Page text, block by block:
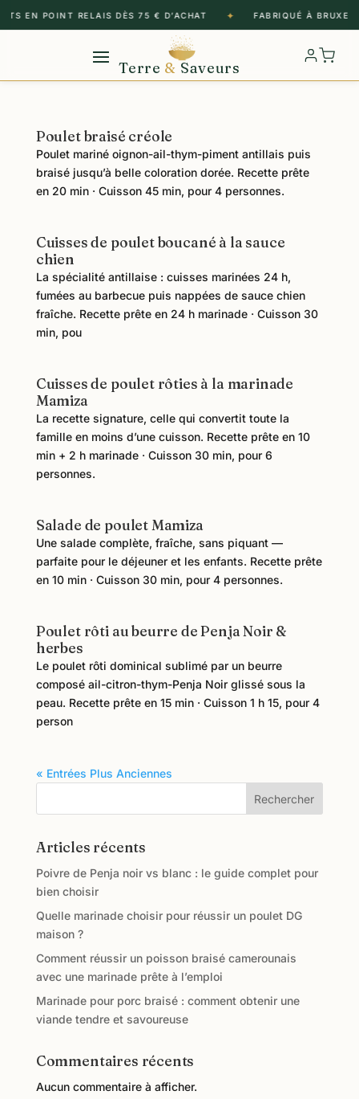
EN POINT RELAIS DÈS 75 € D’ACHAT ✦ FABRIQUÉ À
Terre & Saveurs
Poulet braisé créole
Poulet mariné oignon-ail-thym-piment antillais puis
braisé jusqu’à belle coloration dorée. Recette prête
en 20 min · Cuisson 45 min, pour 4 personnes.
Cuisses de poulet boucané à la sauce
chien
La spécialité antillaise : cuisses marinées 24 h,
fumées au barbecue puis nappées de sauce chien
fraîche. Recette prête en 24 h marinade · Cuisson 30
min, pou
Cuisses de poulet rôties à la marinade
Mamiza
La recette signature, celle qui convertit toute la
famille en moins d’une cuisson. Recette prête en 10
min + 2 h marinade · Cuisson 30 min, pour 6
personnes.
Salade de poulet Mamiza
Une salade complète, fraîche, sans piquant —
parfaite pour le déjeuner et les enfants. Recette prête
en 10 min · Cuisson 30 min, pour 4 personnes.
Poulet rôti au beurre de Penja Noir &
herbes
Le poulet rôti dominical sublimé par un beurre
composé ail-citron-thym-Penja Noir glissé sous la
peau. Recette prête en 15 min · Cuisson 1 h 15, pour 4
person
« Entrées Plus Anciennes
Rechercher
Articles récents
Poivre de Penja noir vs blanc : le guide complet pour
bien choisir
Quelle marinade choisir pour réussir un poulet DG
maison ?
Comment réussir un poisson braisé camerounais
avec une marinade prête à l’emploi
Marinade pour porc braisé : comment obtenir une
viande tendre et savoureuse
Commentaires récents
Aucun commentaire à afficher.